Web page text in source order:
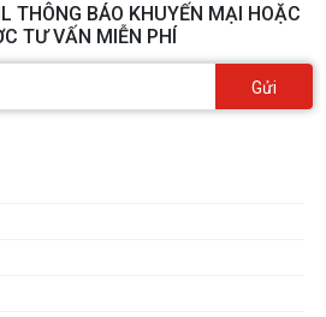
THÔNG BÁO KHUYẾN MẠI HOẶC
TƯ VẤN MIỄN PHÍ
Gửi